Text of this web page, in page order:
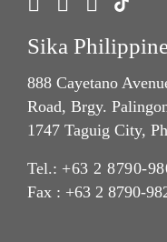
Sika
888 Cayetano
Road, Brgy.
1747 Taguig City,
Tel.: +63 2 8790-
Fax : +63 2 8790-